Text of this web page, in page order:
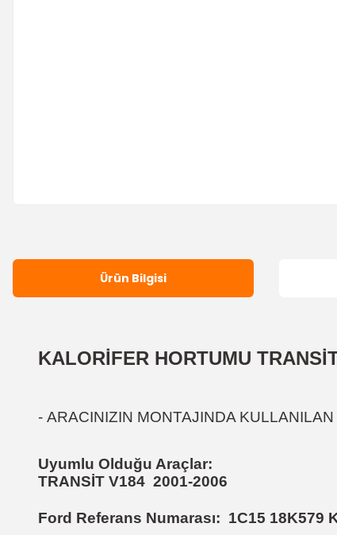
Ürün Bilgisi
KALORİFER HORTUMU
- ARACINIZIN MONTAJINDA
Uyumlu Olduğu Araçlar:
TRANSİT V184 2001-2006
Ford Referans Numarası: 1C15 18K579